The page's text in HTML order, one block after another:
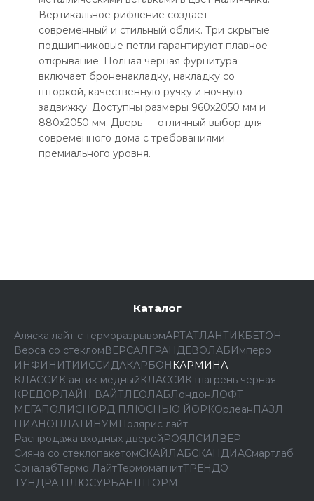
Вертикальное рифление создаёт
современный и стильный облик. Три скрытые
подшипниковые петли гарантируют плавное
открывание. Полная чёрная фурнитура
включает броненакладку, накладку со
шторкой, качественную ручку и ночную
задвижку. Доступны размеры 960х2050 мм и
880х2050 мм. Дверь — отличный выбор для
современного дома с требованиями
премиального уровня.
Каталог
Аляска лайт с терморазрывомАРТАТЛАНТИКБЕТОН
Верса со стекломВЕРСАЛ ГРАНДЕВОЛАБИмперо
ИНФИНИТИ ИССИДАКАРБОН КАРМИНА
КЛАССИК антик медныйКЛАССИК шагрень черная
КРЕДОРЛАЙН ВАЙТЛЕОЛАБЛондонЛОФТ
МЕГАПОЛИСНОРД ПЛЮСНЬЮ ЙОРКОрлеанПАЗЛ
ПИАНОПЛАТИНУМ Полярис лайт
Распродажа входных дверейРОЯЛСИЛВЕР
Сияна со стеклопакетомСКАЙЛАБСКАНДИAСмартлаб
СоналабТермо ЛайтТермомагнитТРЕНДО
ТУНДРА ПЛЮСУРБАН ШТОРМ